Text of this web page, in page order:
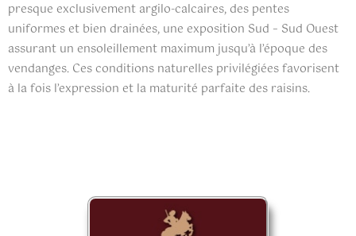
presque exclusivement argilo-calcaires, des pentes
uniformes et bien drainées, une exposition Sud – Sud Ouest
assurant un ensoleillement maximum jusqu’à l’époque des
vendanges. Ces conditions naturelles privilégiées favorisent
à la fois l’expression et la maturité parfaite des raisins.